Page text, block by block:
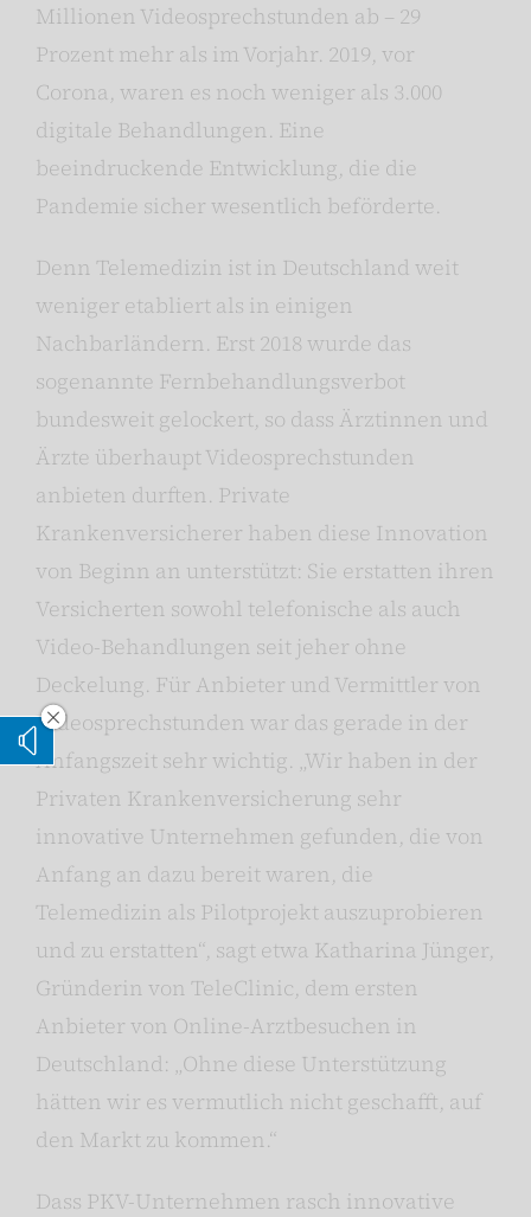
Millionen Videosprechstunden ab – 29
Prozent mehr als im Vorjahr. 2019, vor
Corona, waren es noch weniger als 3.000
digitale Behandlungen. Eine
beeindruckende Entwicklung, die die
Pandemie sicher wesentlich beförderte.
Denn Telemedizin ist in Deutschland weit
weniger etabliert als in einigen
Nachbarländern. Erst 2018 wurde das
sogenannte Fernbehandlungsverbot
bundesweit gelockert, so dass Ärztinnen und
Ärzte überhaupt Videosprechstunden
anbieten durften. Private
Krankenversicherer haben diese Innovation
von Beginn an unterstützt: Sie erstatten ihren
Versicherten sowohl telefonische als auch
Video-Behandlungen seit jeher ohne
Deckelung. Für Anbieter und Vermittler von
Videosprechstunden war das gerade in der
Anfangszeit sehr wichtig. „Wir haben in der
Privaten Krankenversicherung sehr
innovative Unternehmen gefunden, die von
Anfang an dazu bereit waren, die
Telemedizin als Pilotprojekt auszuprobieren
und zu erstatten“, sagt etwa Katharina Jünger,
Gründerin von TeleClinic, dem ersten
Anbieter von Online-Arztbesuchen in
Deutschland: „Ohne diese Unterstützung
hätten wir es vermutlich nicht geschafft, auf
den Markt zu kommen.“
Dass PKV-Unternehmen rasch innovative
Vorleseoption verstecken
Vorlesen